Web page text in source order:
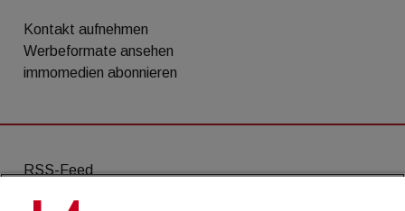
Kontakt aufnehmen
Werbeformate ansehen
immomedien abonnieren
RSS-Feed
AGB